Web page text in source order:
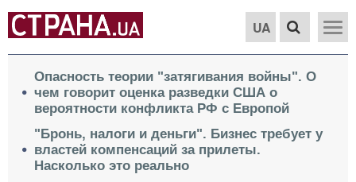
UA
Опасность теории "затягивания войны". О
чем говорит оценка разведки США о
вероятности конфликта РФ с Европой
"Бронь, налоги и деньги". Бизнес требует у
властей компенсаций за прилеты.
Насколько это реально